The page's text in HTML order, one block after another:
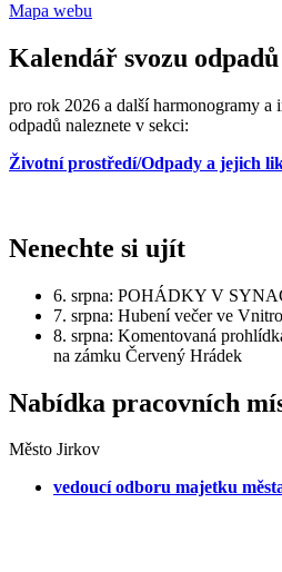
Mapa webu
Kalendář svozu odpadů
pro rok 2026 a další harmonogramy
odpadů naleznete v sekci:
Životní prostředí/Odpady a jejich
Nenechte si ujít
6. srpna: POHÁDKY V
7. srpna: Hubení večer ve
8. srpna: Komentovaná
na zámku Červený Hrádek
Nabídka pracovních
Město Jirkov
vedoucí odboru majetku